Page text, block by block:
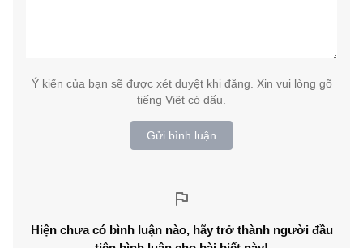
Ý kiến của bạn sẽ được xét duyệt khi đăng. Xin vui lòng gõ
tiếng Việt có dấu.
Gửi bình luận
Hiện chưa có bình luận nào, hãy trở thành người đầu